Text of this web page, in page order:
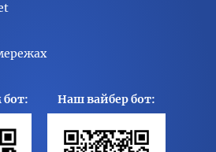
Наш вайбер бот: